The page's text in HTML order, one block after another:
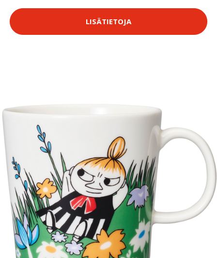
LISÄTIETOJA